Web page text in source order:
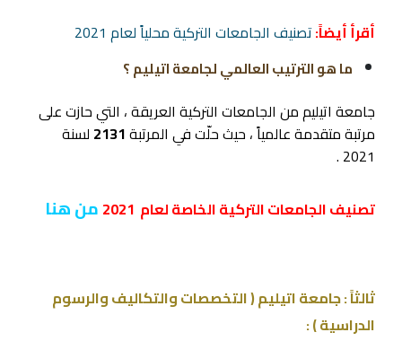
أقرأ أيضاً:تصنيف الجامعات التركية محلياً لعام 2021
ما هو الترتيب العالمي لجامعة اتيليم ؟
جامعة اتيليم من الجامعات التركية العريقة ، التي حازت على
مرتبة متقدمة عالمياً ، حيث حلّت في المرتبة2131 لسنة
2021 .
تصنيف الجامعات التركية الخاصة لعام 2021
من هنا
ثالثاً :جامعة اتيليم ( التخصصات والتكاليف والرسوم
الدراسية ) :